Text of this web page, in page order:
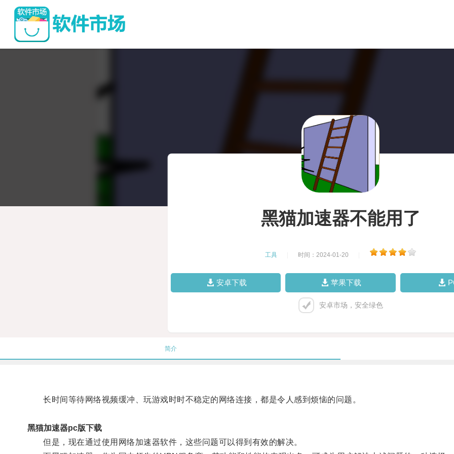
黑猫加速器不能用了
工具 时间：2024-01-20
安卓下载 苹果下载
安卓市场，安全绿色
简介
长时间等待网络视频缓冲、玩游戏时时不稳定的网络连接，都是令人感到烦恼的问题。
黑猫加速器pc版下载
但是，现在通过使用网络加速器软件，这些问题可以得到有效的解决。